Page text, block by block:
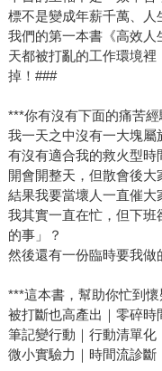
標不是變成年薪千萬、
我們的第一本書《高效
天都被打亂的工作環境
掉！###
***你有沒有下面的痛苦
我一天之中沒有一大塊屬
有沒有適合我的救火型時
開會開整天，但散會後大
結果我要當壞人一直催大
我其實一直在忙，但下
的事」？
然後還有一份臨時要我做
***這本書，幫助你忙到
被打斷也高產出｜零碎
筆記變行動｜行動清單化
微小實驗力｜時間流診